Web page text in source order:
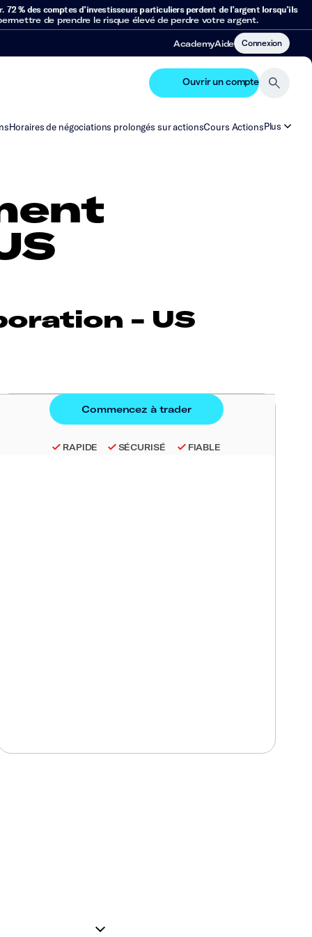
72 % des comptes d’investisseurs particuliers perdent de l’argent lorsqu’ils
de prendre le risque élevé de perdre votre argent.
AcademyAide Connexion
Ouvrir un compte
Horaires de négociations prolongés sur actionsCours ActionsPlus
- US
RAPIDE SÉCURISÉ FIABLE